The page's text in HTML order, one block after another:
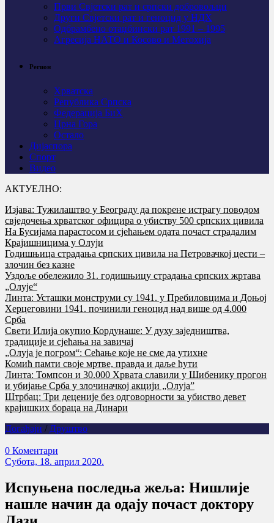
Први Свјeтски рат и српски добровољци
Други Свјетски рат и геноцид у НДХ
Одбрамбено отаџбински рат 1991 – 1995
Агресија НАТО и Косово и Метохија
Регион
Хрватска
Република Српска
Федерација БиХ
Црна Гора
Остало
Дијаспора
Спорт
Видео
АКТУЕЛНО:
Изјава: Тужилаштво у Београду да покрене истрагу поводом
свједочења хрватског официра о убиству 500 српских цивила
На Бусијама парастосом и сјећањем одата почаст страдалим
Крајишницима у Олуји
Годишњица страдања српских цивила на Петровачкој цести –
злочин без казне
Уздоље обележило 31. годишњицу страдања српских жртава
„Олује“
Линта: Усташки монструми су 1941. у Пребиловцима и Доњој
Херцеговини 1941. починили геноцид над више од 4.000
Срба
Свети Илија окупио Кордунаше: У духу заједништва,
традиције и сјећања на завичај
„Олуја је погром“: Сећање које не сме да утихне
Комић памти своје мртве, правда и даље ћути
Линта: Томпсон и 30.000 Хрвата славили у Шибенику прогон
и убијање Срба у злочиначкој акцији „Олуја”
Штрбац: Три деценије без одговорности за убиство девет
крајишких бораца на Динари
Догађаји / Друштво
0 Коментари
Субота, 18. април 2020.
Испуњена последња жеља: Нишлије
нашле начин да одају почаст доктору